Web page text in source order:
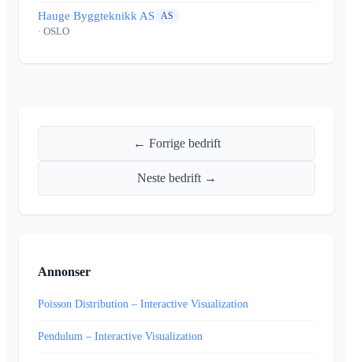
Hauge Byggteknikk AS AS
· OSLO
← Forrige bedrift
Neste bedrift →
Annonser
Poisson Distribution – Interactive Visualization
Pendulum – Interactive Visualization